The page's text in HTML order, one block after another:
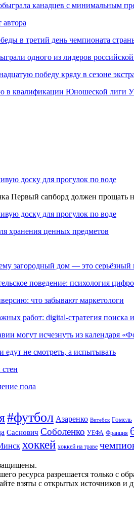
канадцев с минимальным
в третий день чемпионата
одного из лидеров
победу кряду в сезоне
в квалификации Юношеской лиги
доску для прогулок по воде
Первый сапборд должен
доску для прогулок по воде
хранения ценных предметов
загородный дом — это серьёзный
поведение: психология
что забывают маркетологи
работ: digital-стратегия поиска
могут исчезнуть из календаря
едут не смотреть, а испытывать
пола
#футбол Азаренко Витебск Гомель
Саснович Соболенко УЕФА Франция
хоккей хоккей на траве
ресурса разрешается только с
взяты с открытых источников и